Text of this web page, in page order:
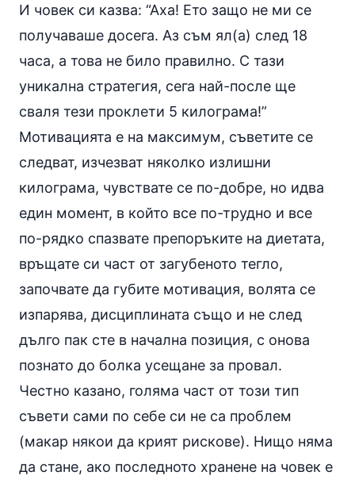
И човек си казва: “Аха! Ето защо не ми се
получаваше досега. Аз съм ял(а) след 18
часа, а това не било правилно. С тази
уникална стратегия, сега най-после ще
сваля тези проклети 5 килограма!”
Мотивацията е на максимум, съветите се
следват, изчезват няколко излишни
килограма, чувствате се по-добре, но идва
един момент, в който все по-трудно и все
по-рядко спазвате препоръките на диетата,
връщате си част от загубеното тегло,
започвате да губите мотивация, волята се
изпарява, дисциплината също и не след
дълго пак сте в начална позиция, с онова
познато до болка усещане за провал.
Честно казано, голяма част от този тип
съвети сами по себе си не са проблем
(макар някои да крият рискове). Нищо няма
да стане, ако последното хранене на човек е